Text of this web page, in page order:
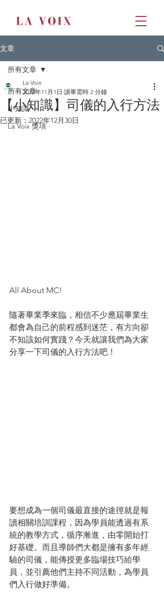
文章
所有文章
小知識
La Voix 獎項
所有文章
【小知識】司儀的入行方法
La Voix
2022年11月1日 讀畢需時 2 分鐘
已更新： 2022年12月30日
All About MC!
隨著畢業季來臨，相信不少應屆畢業生
都會為自己的前程感到迷茫，有方向卻
不知該如何實踐？今天就讓我們為大家
分享一下司儀的入行方法吧！
要想成為一個司儀最直接的途徑就是報
讀相關培訓課程，因為學員能透過有系
統的教學方式，循序漸進，由零開始打
好基礎。而且導師們大都是擁有多年經
驗的司儀，能傳授更多臨場技巧給學
員，並引薦他們主持不同活動，為學員
們入行做好準備。